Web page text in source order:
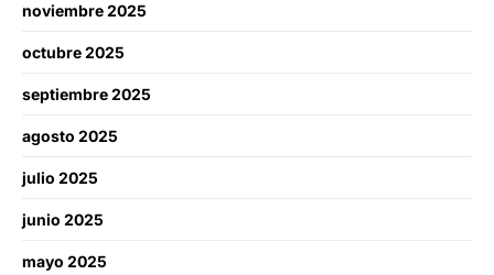
noviembre 2025
octubre 2025
septiembre 2025
agosto 2025
julio 2025
junio 2025
mayo 2025